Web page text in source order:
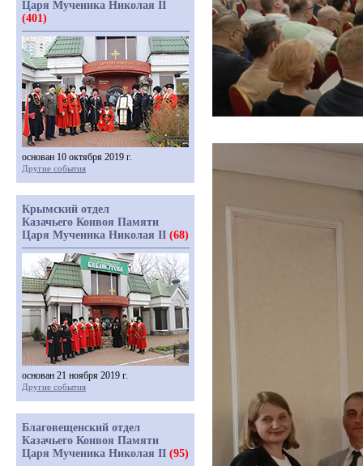
Царя Мученика Николая II
(401)
основан 10 октября 2019 г.
Другие события
Крымский отдел
Казачьего Конвоя Памяти
Царя Мученика Николая II (68)
основан 21 ноября 2019 г.
Другие события
Благовещенский отдел
Казачьего Конвоя Памяти
Царя Мученика Николая II (95)